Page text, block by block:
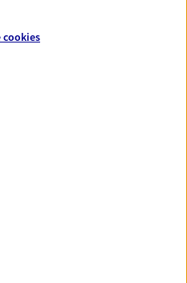
santé qui
cookies